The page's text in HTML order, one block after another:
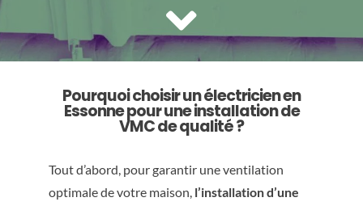
Pourquoi choisir un électricien en
Essonne pour une installation de
VMC de qualité ?
Tout d’abord, pour garantir une ventilation
optimale de votre maison, l’installation d’une